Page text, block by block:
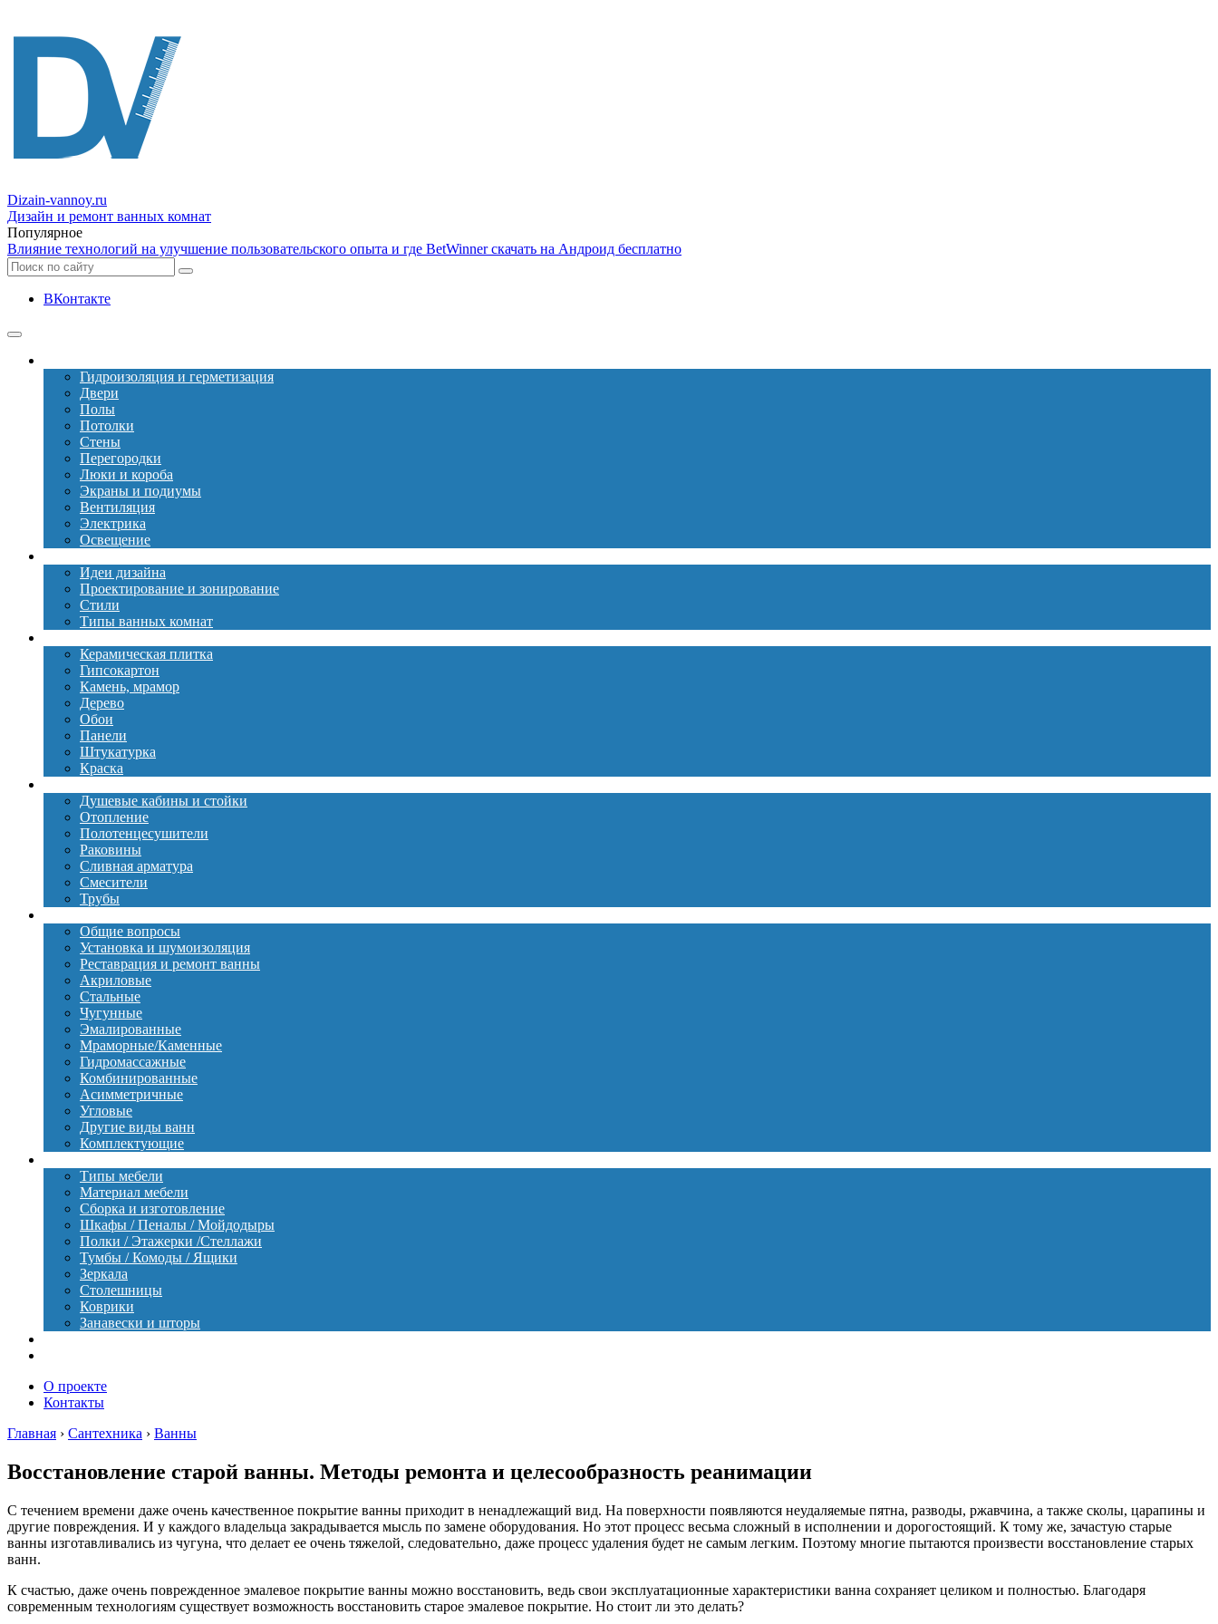
Dizain-vannoy.ru
Дизайн и ремонт ванных комнат
Популярное
Влияние технологий на улучшение пользовательского опыта и где BetWinner скачать на Андроид бесплатно
ВКонтакте
Гидроизоляция и герметизация
Двери
Полы
Потолки
Стены
Перегородки
Люки и короба
Экраны и подиумы
Вентиляция
Электрика
Освещение
Идеи дизайна
Проектирование и зонирование
Стили
Типы ванных комнат
Керамическая плитка
Гипсокартон
Камень, мрамор
Дерево
Обои
Панели
Штукатурка
Краска
Душевые кабины и стойки
Отопление
Полотенцесушители
Раковины
Сливная арматура
Смесители
Трубы
Общие вопросы
Установка и шумоизоляция
Реставрация и ремонт ванны
Акриловые
Стальные
Чугунные
Эмалированные
Мраморные/Каменные
Гидромассажные
Комбинированные
Асимметричные
Угловые
Другие виды ванн
Комплектующие
Типы мебели
Материал мебели
Сборка и изготовление
Шкафы / Пеналы / Мойдодыры
Полки / Этажерки /Стеллажи
Тумбы / Комоды / Ящики
Зеркала
Столешницы
Коврики
Занавески и шторы
О проекте
Контакты
Главная › Сантехника › Ванны
Восстановление старой ванны. Методы ремонта и целесообразность реанимации
С течением времени даже очень качественное покрытие ванны приходит в ненадлежащий вид. На поверхности появляются неудаляемые пятна, разводы, ржавчина, а также сколы, царапины и
другие повреждения. И у каждого владельца закрадывается мысль по замене оборудования. Но этот процесс весьма сложный в исполнении и дорогостоящий. К тому же, зачастую старые
ванны изготавливались из чугуна, что делает ее очень тяжелой, следовательно, даже процесс удаления будет не самым легким. Поэтому многие пытаются произвести восстановление старых
ванн.
К счастью, даже очень поврежденное эмалевое покрытие ванны можно восстановить, ведь свои эксплуатационные характеристики ванна сохраняет целиком и полностью. Благодаря
современным технологиям существует возможность восстановить старое эмалевое покрытие. Но стоит ли это делать?